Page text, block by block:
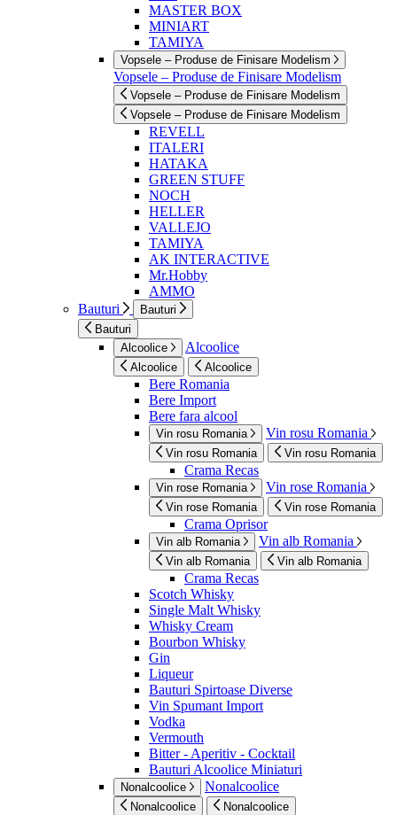
MASTER BOX
MINIART
TAMIYA
Vopsele – Produse de Finisare Modelism
Vopsele – Produse de Finisare Modelism
Vopsele – Produse de Finisare Modelism
Vopsele – Produse de Finisare Modelism
REVELL
ITALERI
HATAKA
GREEN STUFF
NOCH
HELLER
VALLEJO
TAMIYA
AK INTERACTIVE
Mr.Hobby
AMMO
Bauturi
Bauturi
Bauturi
Alcoolice
Alcoolice
Alcoolice Alcoolice
Bere Romania
Bere Import
Bere fara alcool
Vin rosu Romania Vin rosu Romania
Vin rosu Romania Vin rosu Romania
Crama Recas
Vin rose Romania Vin rose Romania
Vin rose Romania Vin rose Romania
Crama Oprisor
Vin alb Romania Vin alb Romania
Vin alb Romania Vin alb Romania
Crama Recas
Scotch Whisky
Single Malt Whisky
Whisky Cream
Bourbon Whisky
Gin
Liqueur
Bauturi Spirtoase Diverse
Vin Spumant Import
Vodka
Vermouth
Bitter - Aperitiv - Cocktail
Bauturi Alcoolice Miniaturi
Nonalcoolice Nonalcoolice
Nonalcoolice Nonalcoolice